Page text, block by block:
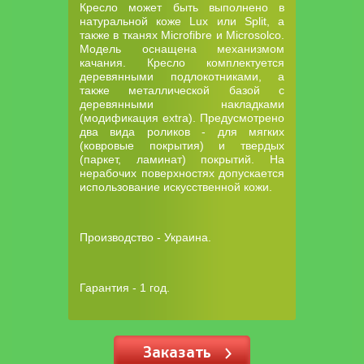
Кресло может быть выполнено в
натуральной коже Lux или Split, а
также в тканях Microfibre и Microsolco.
Модель оснащена механизмом
качания. Кресло комплектуется
деревянными подлокотниками, а
также металлической базой с
деревянными накладками
(модификация extra). Предусмотрено
два вида роликов - для мягких
(ковровые покрытия) и твердых
(паркет, ламинат) покрытий. На
нерабочих поверхностях допускается
использование искусственной кожи.
Производство - Украина.
Гарантия - 1 год.
Заказать